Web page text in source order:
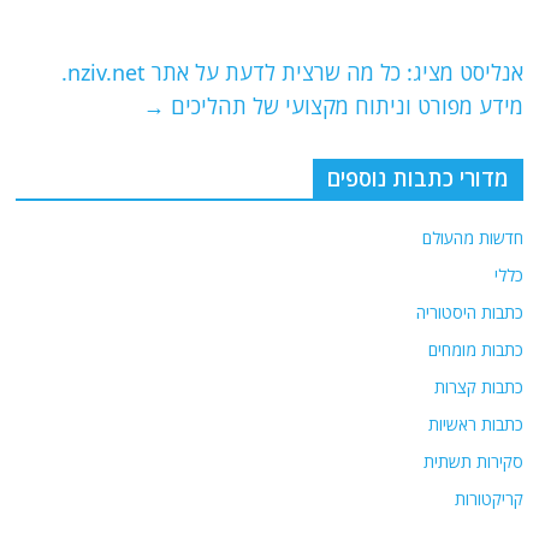
k
אנליסט מציג: כל מה שרצית לדעת על אתר nziv.net.
מידע מפורט וניתוח מקצועי של תהליכים →
מדורי כתבות נוספים
חדשות מהעולם
כללי
כתבות היסטוריה
כתבות מומחים
כתבות קצרות
כתבות ראשיות
סקירות תשתית
קריקטורות